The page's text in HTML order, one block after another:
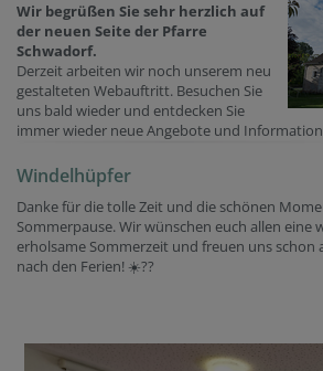
Wir begrüßen Sie sehr herzlich auf
der neuen Seite der Pfarre
Schwadorf.
Derzeit arbeiten wir noch unserem neu
gestalteten Webauftritt. Besuchen Sie
uns bald wieder und entdecken Sie
immer wieder neue Angebote und
Windelhüpfer
Danke für die tolle Zeit und die schönen
Sommerpause. Wir wünschen euch allen eine
erholsame Sommerzeit und freuen uns schon
nach den Ferien! ☀️??